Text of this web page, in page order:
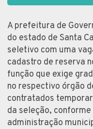
A prefeitura de
do estado de Santa
seletivo com uma
cadastro de reserva
função que exige
no respectivo órgão
contratados
da seleção,
administração